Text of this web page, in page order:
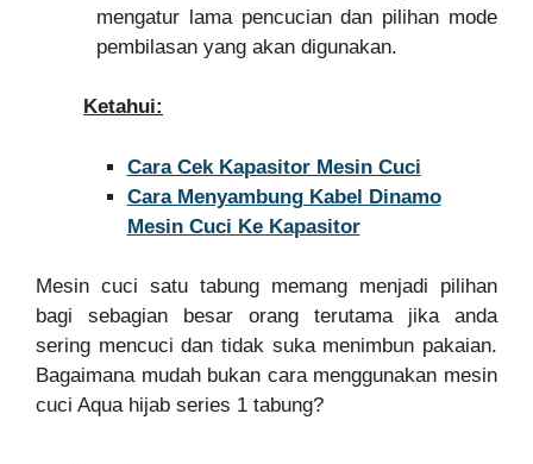
mengatur lama pencucian dan pilihan mode
pembilasan yang akan digunakan.
Ketahui:
Cara Cek Kapasitor Mesin Cuci
Cara Menyambung Kabel Dinamo
Mesin Cuci Ke Kapasitor
Mesin cuci satu tabung memang menjadi pilihan
bagi sebagian besar orang terutama jika anda
sering mencuci dan tidak suka menimbun pakaian.
Bagaimana mudah bukan cara menggunakan mesin
cuci Aqua hijab series 1 tabung?